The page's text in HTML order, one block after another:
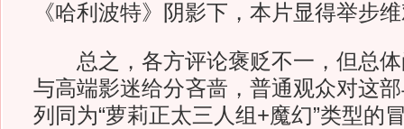
《哈利波特》阴影下，本片显得举步
总之，各方评论褒贬不一，但总体
与高端影迷给分吝啬，普通观众对这
列同为“萝莉正太三人组+魔幻”类型的